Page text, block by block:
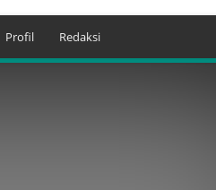
Profil Redaksi